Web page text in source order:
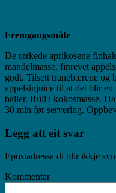
Fremgangsmåte
De tørkede aprikosene
mandelmasse, finrevet
godt. Tilsett tranebærene og
appelsinjuice til at det blir
baller. Rull i kokosmasse.
30 min før servering.
Legg att eit svar
Epostadressa di blir ikkje
Kommentar